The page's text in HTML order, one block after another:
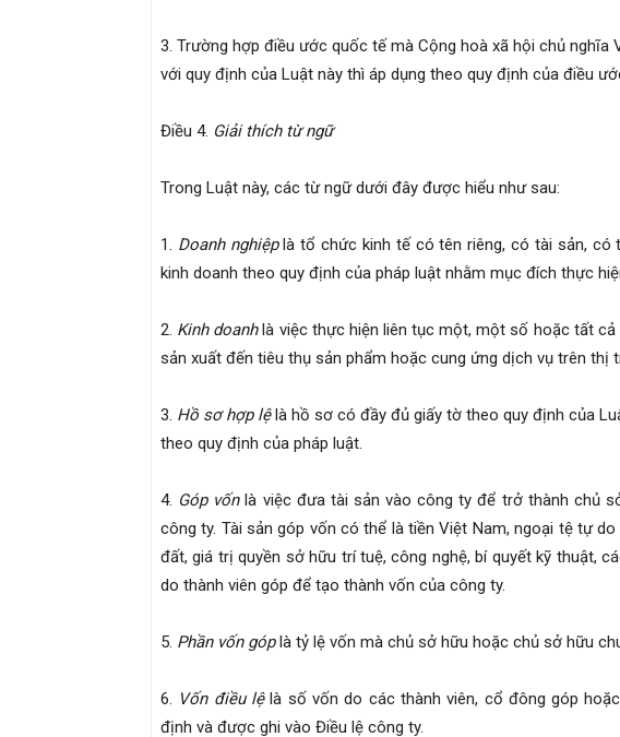
3. Trường hợp điều ước quốc tế mà Cộng hoà xã hội chủ nghĩa
với quy định của Luật này thì áp dụng theo quy định của điều
Điều 4. Giải thích từ ngữ
Trong Luật này, các từ ngữ dưới đây được hiểu như sau:
1. Doanh nghiệplà tổ chức kinh tế có tên riêng, có tài sản, có
kinh doanh theo quy định của pháp luật nhằm mục đích thực
2. Kinh doanhlà việc thực hiện liên tục một, một số hoặc tất
sản xuất đến tiêu thụ sản phẩm hoặc cung ứng dịch vụ trên thị
3. Hồ sơ hợp lệlà hồ sơ có đầy đủ giấy tờ theo quy định của
theo quy định của pháp luật.
4. Góp vốnlà việc đưa tài sản vào công ty để trở thành chủ
công ty. Tài sản góp vốn có thể là tiền Việt Nam, ngoại tệ tự
đất, giá trị quyền sở hữu trí tuệ, công nghệ, bí quyết kỹ thuật,
do thành viên góp để tạo thành vốn của công ty.
5. Phần vốn góplà tỷ lệ vốn mà chủ sở hữu hoặc chủ sở hữu
6. Vốn điều lệlà số vốn do các thành viên, cổ đông góp
định và được ghi vào Điều lệ công ty.